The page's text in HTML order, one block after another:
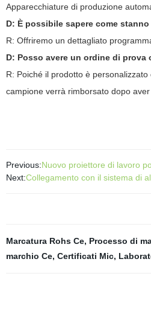
Apparecchiature di produzione
D: È possibile sapere come
R: Offriremo un dettagliato
D: Posso avere un ordine di
R: Poiché il prodotto è
campione verrà rimborsato dopo
Previous:Nuovo proiettore di lavoro
Next:Collegamento con il sistema di
Marcatura Rohs Ce, Processo di
marchio Ce, Certificati Mic,